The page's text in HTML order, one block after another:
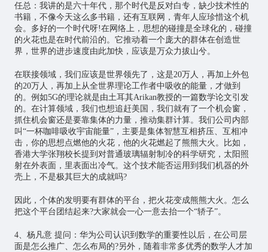
任总：我讲的是六十年代，那个时代是反对白专，缺少技术性的
书籍，不像今天这么多书籍，还有互联网，青年人应珍惜这个机
会。多好的一个时代呀!在网络上，思想的碰撞是全球化的，碰撞
的火花也是在时代前沿的。它推动着一个庞大的群体在创造世
界，世界的进步速度由此加快，应该是万众力拔山兮。
在联接领域，我们应该是世界领先了，这是20万人，再加上外包
的20万人，再加上从全世界理论工作者中吸收的能量，才做到
的。例如5G的理论就是由土耳其Arikan教授的一篇数学论文引发
的。在计算领域，我们也想追赶美国，我们就有了一个机会窗，
抓住机会窗还是要靠集体的力量，推动集群计算。我们公司内部
叫“一杯咖啡吸收宇宙能量”，主要是集体智慧互相挤压、互相冲
击，你的思想点燃他的火花，他的火花燃起了熊熊大火。比如，
香港大学张翔校长提到对普通玻璃辐射制冷的科学研究，太阳照
射在外表面，里表面出冷气。这个技术能否运用到我们机器的外
壳上，不是极其巨大的成就吗?
因此，个体的发明要有群体的平台，把火花变成熊熊大火。怎么
把这个平台团结起来?大家就会一心一意去抬一个“轿子”。
4、杨凡意 提问：华为公司认识到数学的重要性以后，在公司层
面是怎么推广、怎么布局的?另外，随着非常多优秀的数学人才加